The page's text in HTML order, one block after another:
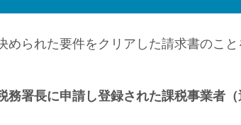
められた要件をクリアした請求書のこと
務署長に申請し登録された課税事業者（